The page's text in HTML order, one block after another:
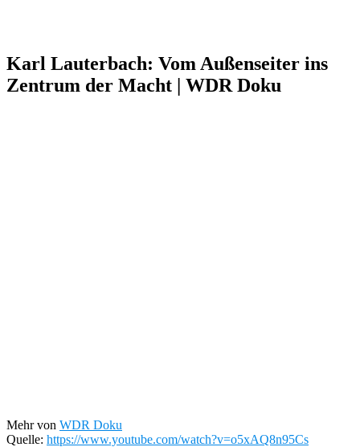
Karl Lauterbach: Vom Außenseiter ins
Zentrum der Macht | WDR Doku
Mehr von WDR Doku
Quelle: https://www.youtube.com/watch?v=o5xAQ8n95Cs